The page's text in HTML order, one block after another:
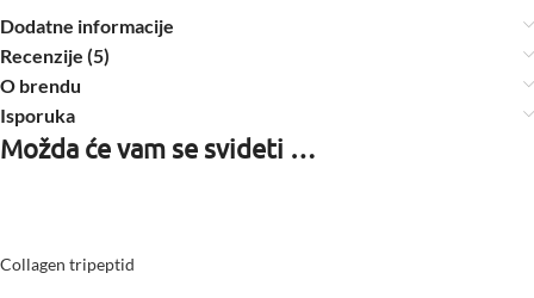
Dodatne informacije
Recenzije (5)
O brendu
Isporuka
Možda će vam se svideti …
Collagen tripeptid